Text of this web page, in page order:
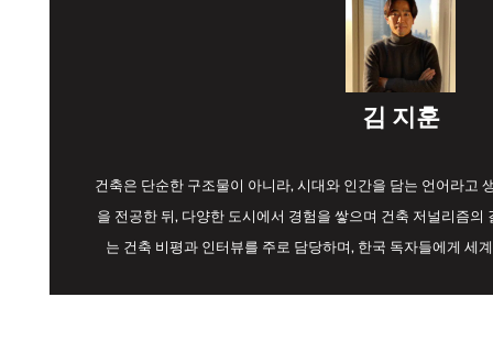
김 지훈
건축은 단순한 구조물이 아니라, 시대와 인간을 담는 언어라고
을 전공한 뒤, 다양한 도시에서 경험을 쌓으며 건축 저널리즘의
는 건축 비평과 인터뷰를 주로 담당하며, 한국 독자들에게 세